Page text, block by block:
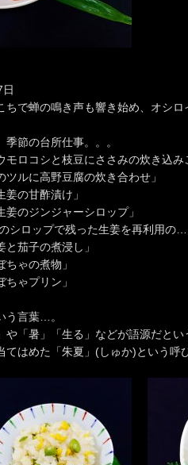
ちで蝉の鳴き声も響き始め、オシ
季節の台所仕事。。。
モロコシと枝豆にささみの炊き込み
ツルに高野豆腐の炊き合わせ」
姜の甘酢漬け」
姜のジンジャーシロップ」
シロップで残った生姜を再利用の…
と茄子の煮浸し」
ちゃの煮物」
ちゃプリン」
う言葉…。
や「暑」「生る」などが語源だと
てはめた「朱夏」(しゅか)という呼